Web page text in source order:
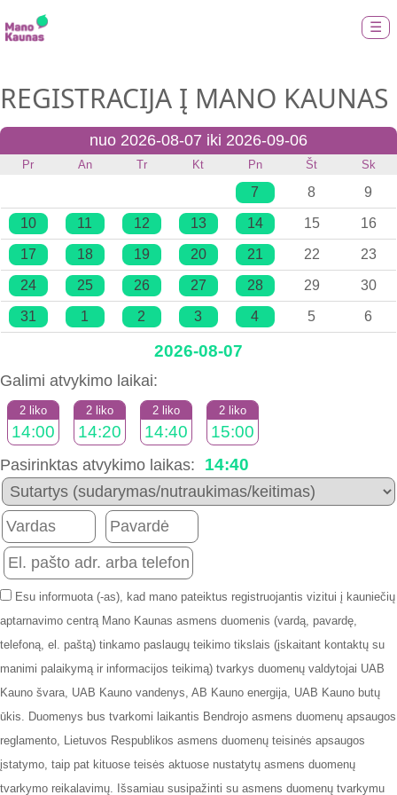
☰
REGISTRACIJA Į MANO KAUNAS
nuo 2026-08-07 iki 2026-09-06
Pr An Tr Kt Pn Št Sk
7 8 9
10 11 12 13 14 15 16
17 18 19 20 21 22 23
24 25 26 27 28 29 30
31 1 2 3 4 5 6
2026-08-07
Galimi atvykimo laikai:
2 liko
14:00
2 liko
14:20
2 liko
14:40
2 liko
15:00
Pasirinktas atvykimo laikas: 14:40
Esu informuota (-as), kad mano pateiktus registruojantis vizitui į kauniečių
aptarnavimo centrą Mano Kaunas asmens duomenis (vardą, pavardę,
telefoną, el. paštą) tinkamo paslaugų teikimo tikslais (įskaitant kontaktų su
manimi palaikymą ir informacijos teikimą) tvarkys duomenų valdytojai UAB
Kauno švara, UAB Kauno vandenys, AB Kauno energija, UAB Kauno butų
ūkis. Duomenys bus tvarkomi laikantis Bendrojo asmens duomenų apsaugos
reglamento, Lietuvos Respublikos asmens duomenų teisinės apsaugos
įstatymo, taip pat kituose teisės aktuose nustatytų asmens duomenų
tvarkymo reikalavimų. Išsamiau susipažinti su asmens duomenų tvarkymu